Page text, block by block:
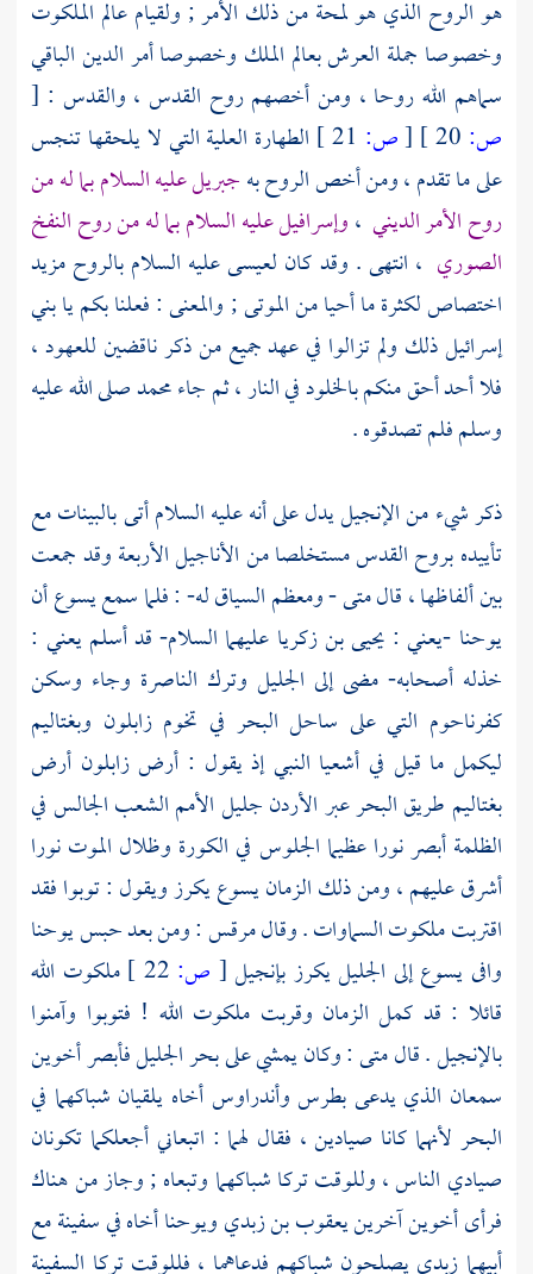
هو الروح الذي هو لمحة من ذلك الأمر ; ولقيام عالم الملكوت
وخصوصا جملة العرش بعالم الملك وخصوصا أمر الدين الباقي
سماهم الله روحا ، ومن أخصهم روح القدس ، والقدس : [
ص:
[ص:
الطهارة العلية التي لا يلحقها تنجس
على ما تقدم ، ومن أخص الروح بهجبريلعليه السلام بما له من
روح الأمر الديني ،وإسرافيلعليه السلام بما له من روح النفخ
الصوري ، انتهى . وقد كان لعيسىعليه السلام بالروح مزيد
اختصاص لكثرة ما أحيا من الموتى ; والمعنى : فعلنا بكم يا بني
إسرائيل ذلك ولم تزالوا في عهد جميع من ذكر ناقضين للعهود ،
فلا أحد أحق منكم بالخلود في النار ، ثم جاءمحمدصلى الله عليه
وسلم فلم تصدقوه .
ذكر شيء من الإنجيل يدل على أنه عليه السلام أتى بالبينات مع
تأييده بروح القدس مستخلصا من الأناجيل الأربعة وقد جمعت
بين ألفاظها ، قالمتى- ومعظم السياق له- : فلما سمعيسوعأن
يوحنا -يعني : يحيى بن زكريا عليهما السلام- قد أسلم يعني :
خذله أصحابه- مضى إلى الجليل وترك الناصرة وجاء وسكن
كفرناحوم التي على ساحل البحر في تخوم زابلون وبغتاليم
ليكمل ما قيل في أشعيا النبي إذ يقول : أرض زابلون أرض
بغتاليم طريق البحر عبرالأردنجليل الأمم الشعب الجالس في
الظلمة أبصر نورا عظيما الجلوس في الكورة وظلال الموت نورا
أشرق عليهم ، ومن ذلك الزمانيسوعيكرز ويقول : توبوا فقد
اقتربت ملكوت السماوات . وقالمرقس: ومن بعد حبسيوحنا
وافىيسوعإلى الجليل يكرز بإنجيل[ ص:
ملكوت الله
قائلا : قد كمل الزمان وقربت ملكوت الله ! فتوبوا وآمنوا
بالإنجيل . قالمتى: وكان يمشي على بحرالجليلفأبصر أخوين
سمعان الذي يدعىبطرسوأندراوسأخاه يلقيان شباكهما في
البحر لأنهما كانا صيادين ، فقال لهما : اتبعاني أجعلكما تكونان
صيادي الناس ، وللوقت تركا شباكهما وتبعاه ; وجاز من هناك
فرأى أخوين آخرينيعقوب بن زبديويوحناأخاه في سفينة مع
أبيهما زبدييصلحون شباكهم فدعاهما ، فللوقت تركا السفينة